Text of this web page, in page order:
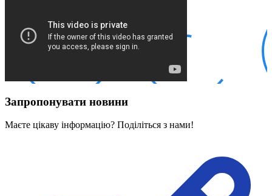
Про глухих
Постаті в УТОГ
Все про УТОГ: ваші права, послуги та підтримка:
Історія глухих
Брифінги
Офіційна інформація
Всеукраїнська Рада голів обласних
Запропонувати новини
Маєте цікаву інформацію? Поділіться з нами!